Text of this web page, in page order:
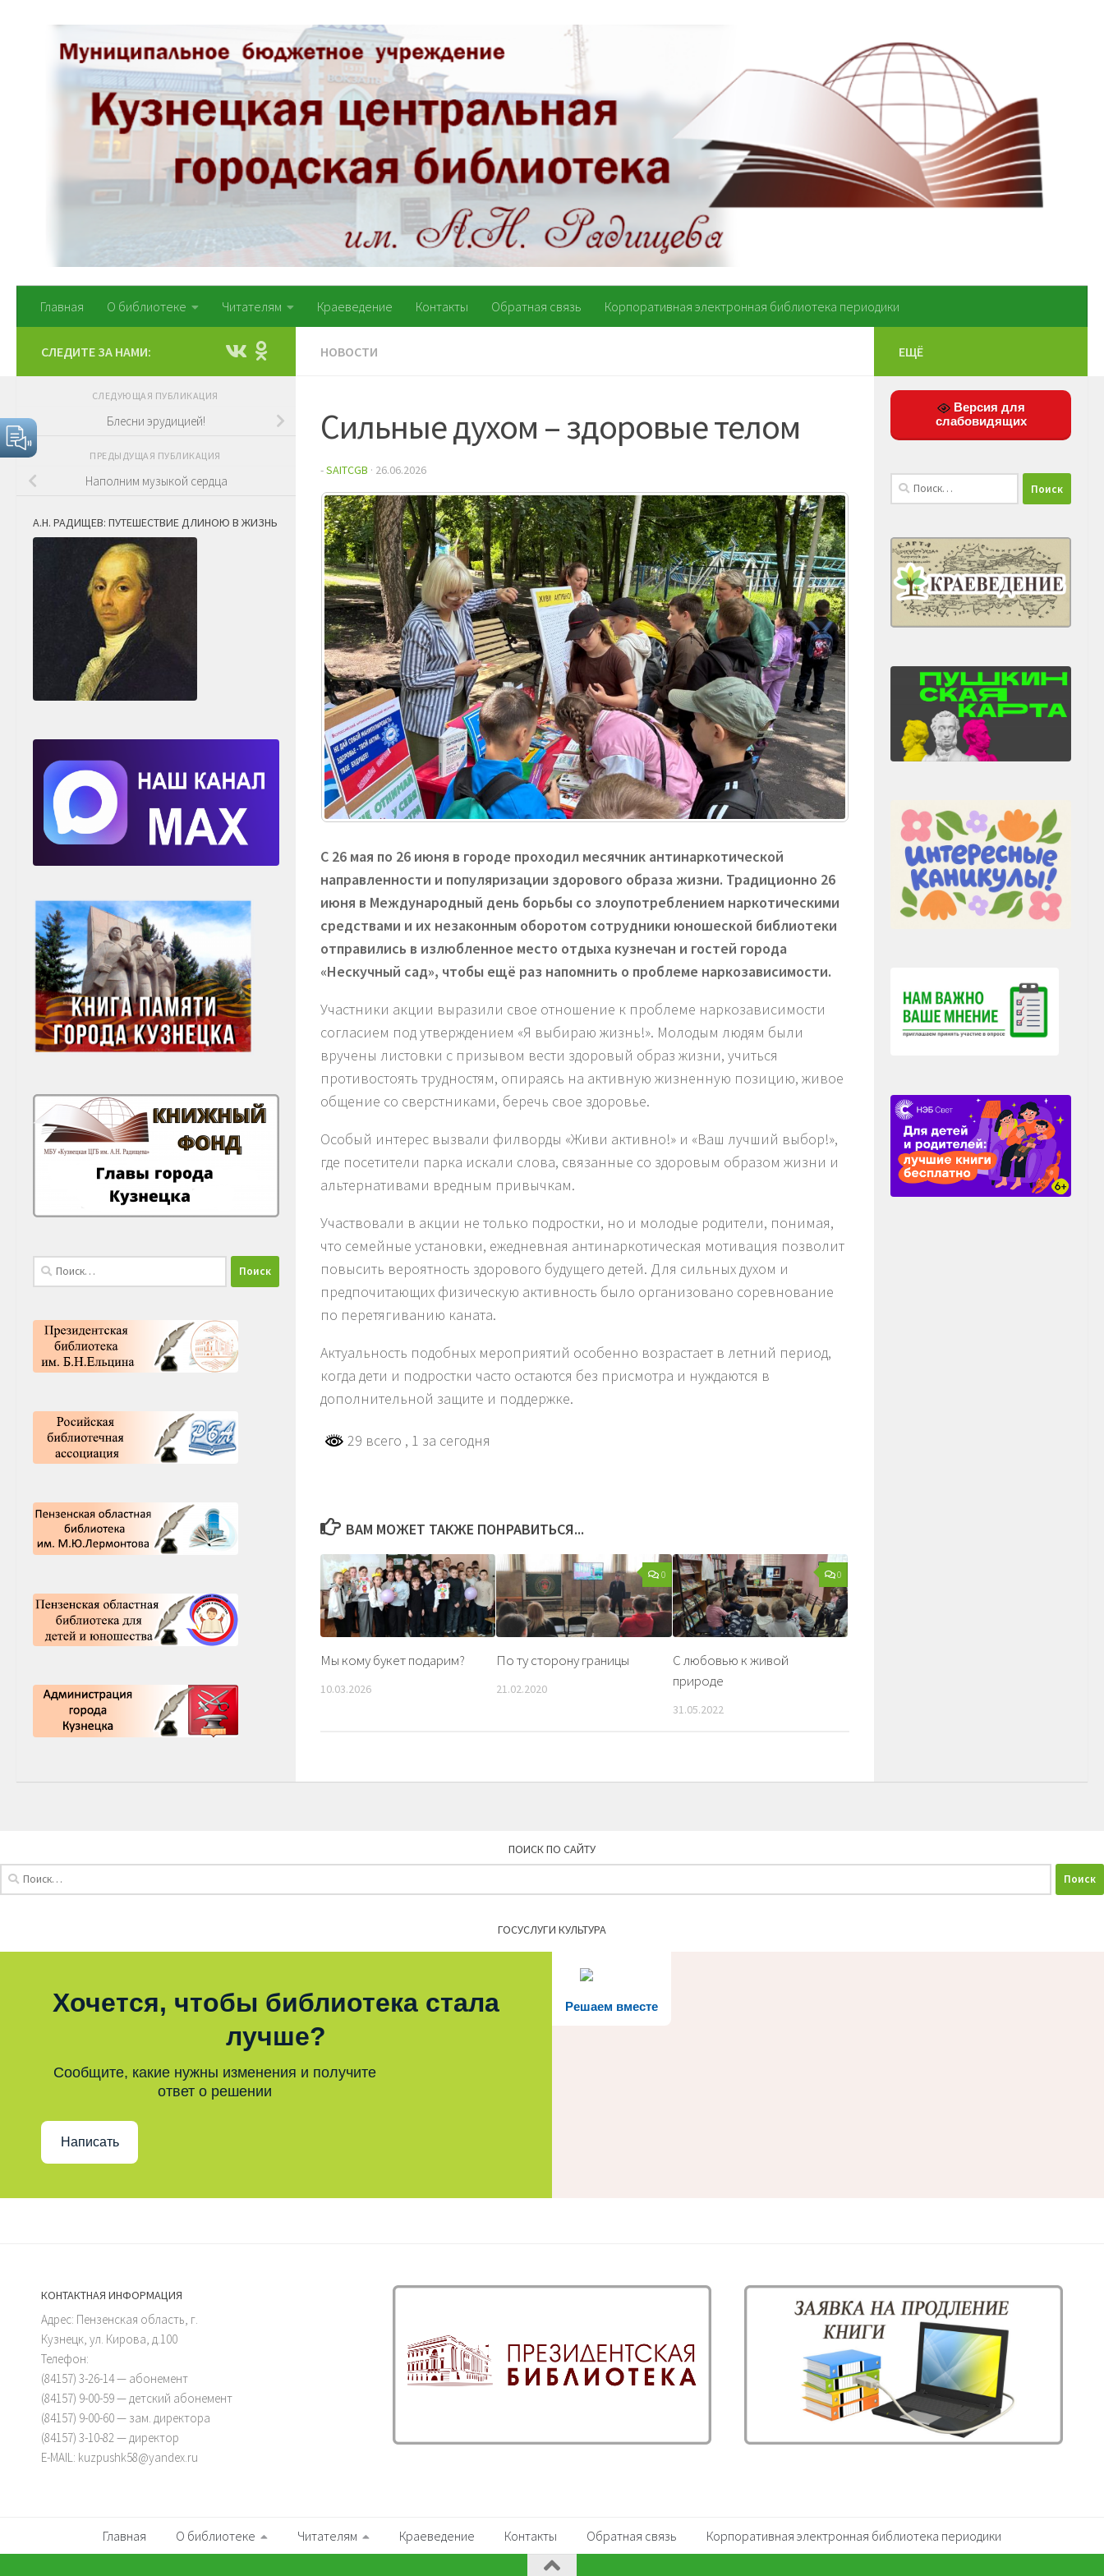
Перейти к содержимому
Главная О библиотеке Читателям Краеведение Контакты Обратная связь Корпоративная электронная библиотека периодики
НОВОСТИ
Сильные духом – здоровые телом
-SAITCGB · 26.06.2026
С 26 мая по 26 июня в городе проходил месячник антинаркотической
направленности и популяризации здорового образа жизни. Традиционно 26
июня в Международный день борьбы со злоупотреблением наркотическими
средствами и их незаконным оборотом сотрудники юношеской библиотеки
отправились в излюбленное место отдыха кузнечан и гостей города
«Нескучный сад», чтобы ещё раз напомнить о проблеме наркозависимости.
Участники акции выразили свое отношение к проблеме наркозависимости
согласием под утверждением «Я выбираю жизнь!». Молодым людям были
вручены листовки с призывом вести здоровый образ жизни, учиться
противостоять трудностям, опираясь на активную жизненную позицию, живое
общение со сверстниками, беречь свое здоровье.
Особый интерес вызвали филворды «Живи активно!» и «Ваш лучший выбор!»,
где посетители парка искали слова, связанные со здоровым образом жизни и
альтернативами вредным привычкам.
Участвовали в акции не только подростки, но и молодые родители, понимая,
что семейные установки, ежедневная антинаркотическая мотивация позволит
повысить вероятность здорового будущего детей. Для сильных духом и
предпочитающих физическую активность было организовано соревнование
по перетягиванию каната.
Актуальность подобных мероприятий особенно возрастает в летний период,
когда дети и подростки часто остаются без присмотра и нуждаются в
дополнительной защите и поддержке.
29 всего , 1 за сегодня
ВАМ МОЖЕТ ТАКЖЕ ПОНРАВИТЬСЯ...
Мы кому букет подарим?
10.03.2026
0
По ту сторону границы
21.02.2020
0
С любовью к живой
природе
31.05.2022
СЛЕДИТЕ ЗА НАМИ:
СЛЕДУЮЩАЯ ПУБЛИКАЦИЯ
Блесни эрудицией!
ПРЕДЫДУЩАЯ ПУБЛИКАЦИЯ
Наполним музыкой сердца
А.Н. РАДИЩЕВ: ПУТЕШЕСТВИЕ ДЛИНОЮ В ЖИЗНЬ
Найти:
ЕЩЁ
Версия для
слабовидящих
Найти:
ПОИСК ПО САЙТУ
ГОСУСЛУГИ КУЛЬТУРА
Решаем вместе
Хочется, чтобы библиотека стала
лучше?
Сообщите, какие нужны изменения и получите
ответ о решении
Написать
КОНТАКТНАЯ ИНФОРМАЦИЯ
Адрес: Пензенская область, г.
Кузнецк, ул. Кирова, д.100
Телефон:
(84157) 3-26-14 — абонемент
(84157) 9-00-59 — детский абонемент
(84157) 9-00-60 — зам. директора
(84157) 3-10-82 — директор
E-MAIL: kuzpushk58@yandex.ru
Главная О библиотеке Читателям Краеведение Контакты Обратная связь Корпоративная электронная библиотека периодики